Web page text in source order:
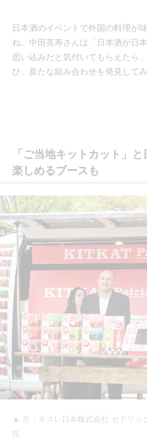
日本酒のイベントで外国の料理が
ね。中田英寿さんは「日本酒が日
思い込みだと気付いてもらえたら
ひ、新たな組み合わせを発見してみ
「ご当地キットカット」
楽しめるブースも
▲ 左：ネスレ日本株式会社 セドリッ
氏